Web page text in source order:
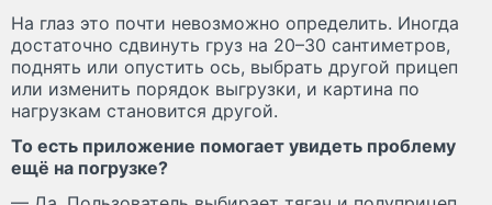
На глаз это почти невозможно определить. Иногда
достаточно сдвинуть груз на 20–30 сантиметров,
поднять или опустить ось, выбрать другой прицеп
или изменить порядок выгрузки, и картина по
нагрузкам становится другой.
То есть приложение помогает увидеть проблему
ещё на погрузке?